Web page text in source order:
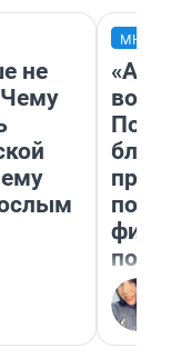
не
Чему
вот